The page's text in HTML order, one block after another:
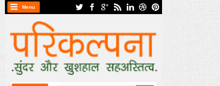
Menu